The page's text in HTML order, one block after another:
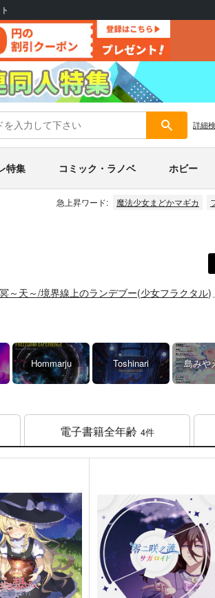
詳細
特集 コミック・ラノベ ホビー
急上昇ワード: 魔法少女まどかマギカ
～天～/境界線上のランデブー(少女フラクタル)」
Hommarju Toshinari 島みや
電子書籍全年齢 4件